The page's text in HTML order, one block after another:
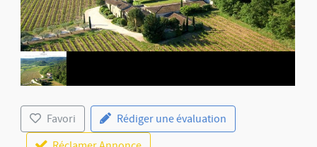
Favori
Rédiger une évaluation